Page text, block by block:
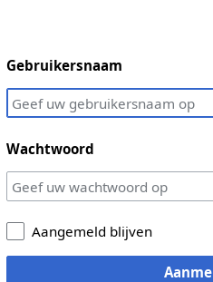
Gebruikersnaam
Wachtwoord
Aangemeld blijven